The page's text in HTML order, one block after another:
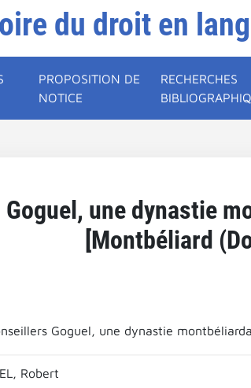
du droit en
PROPOSITION DE
NOTICE
RECHERCHES
une dynastie
[Montbéliard
Goguel, une dynastie
Robert